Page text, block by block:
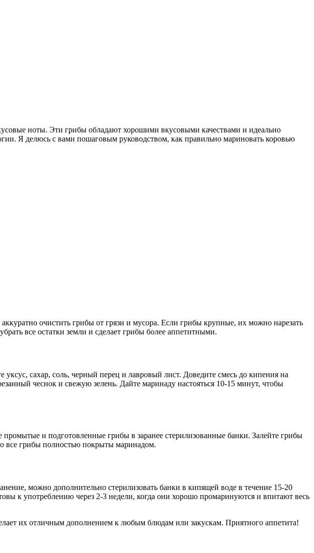
ноты. Эти грибы обладают хорошими вкусовыми качествами и идеально
Я делюсь с вами пошаговым руководством, как правильно мариновать коровью
очистить грибы от грязи и мусора. Если грибы крупные, их можно нарезать
все остатки земли и сделает грибы более аппетитными.
сахар, соль, черный перец и лавровый лист. Доведите смесь до кипения на
чеснок и свежую зелень. Дайте маринаду настояться 10-15 минут, чтобы
и подготовленные грибы в заранее стерилизованные банки. Залейте грибы
все грибы полностью покрыты маринадом.
можно дополнительно стерилизовать банки в кипящей воде в течение 15-20
к употреблению через 2-3 недели, когда они хорошо промаринуются и впитают весь
их отличным дополнением к любым блюдам или закускам. Приятного аппетита!